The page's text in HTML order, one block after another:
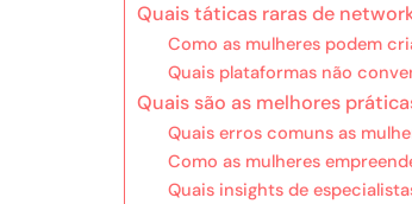
Quais táticas raras de
Como as mulheres podem
Quais plataformas não
Quais são as melhores
Quais erros comuns as
Como as mulheres
Quais insights de